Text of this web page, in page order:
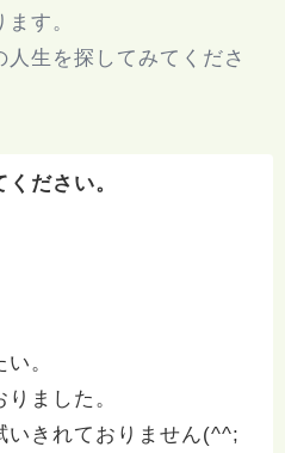
す。
生を探してみてくださ
ださい。
。
ました。
いきれておりません(^^;